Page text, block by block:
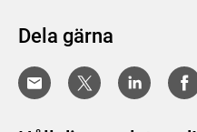
Dela gärna